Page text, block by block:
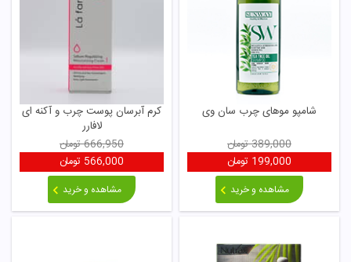
شامپو موهای چرب سان وی
389,000تومان
199,000 تومان
مشاهده و خرید
کرم آبرسان پوست چرب و آکنه ای
لافارر
666,950تومان
566,000 تومان
مشاهده و خرید